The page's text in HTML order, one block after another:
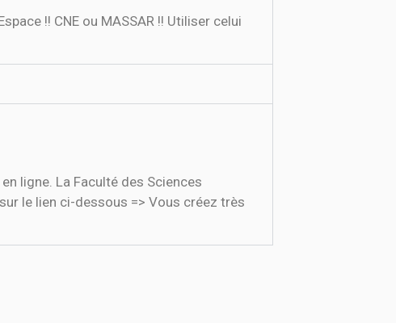
!! CNE ou MASSAR !! Utiliser celui
ligne. La Faculté des Sciences
le lien ci-dessous => Vous créez très